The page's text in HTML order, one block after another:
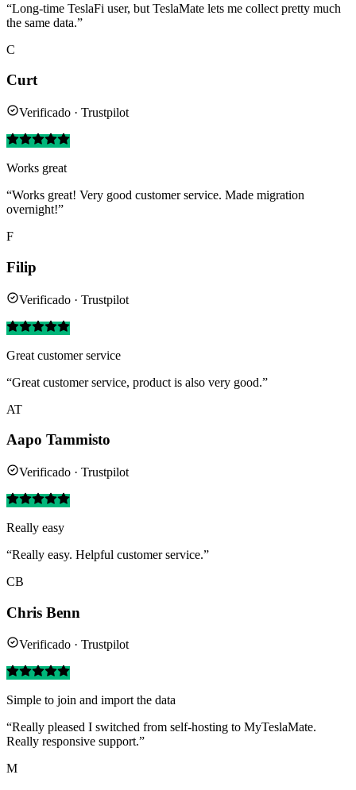
“Long-time TeslaFi user, but TeslaMate lets me collect pretty much
the same data.”
C
Curt
Verificado · Trustpilot
Works great
“Works great! Very good customer service. Made migration
overnight!”
F
Filip
Verificado · Trustpilot
Great customer service
“Great customer service, product is also very good.”
AT
Aapo Tammisto
Verificado · Trustpilot
Really easy
“Really easy. Helpful customer service.”
CB
Chris Benn
Verificado · Trustpilot
Simple to join and import the data
“Really pleased I switched from self-hosting to MyTeslaMate.
Really responsive support.”
M